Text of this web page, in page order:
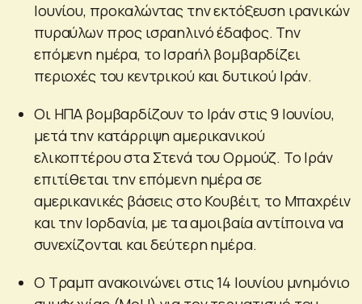
Ιουνίου, προκαλώντας την εκτόξευση ιρανικών
πυραύλων προς ισραηλινό έδαφος. Την
επόμενη ημέρα, το Ισραήλ βομβαρδίζει
περιοχές του κεντρικού και δυτικού Ιράν.
Οι ΗΠΑ βομβαρδίζουν το Ιράν στις 9 Ιουνίου,
μετά την κατάρριψη αμερικανικού
ελικοπτέρου στα Στενά του Ορμούζ. Το Ιράν
επιτίθεται την επόμενη ημέρα σε
αμερικανικές βάσεις στο Κουβέιτ, το Μπαχρέιν
και την Ιορδανία, με τα αμοιβαία αντίποινα να
συνεχίζονται και δεύτερη ημέρα.
Ο Τραμπ ανακοινώνει στις 14 Ιουνίου μνημόνιο